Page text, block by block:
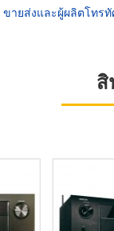
ขายส่งและผู้ผลิตโทร